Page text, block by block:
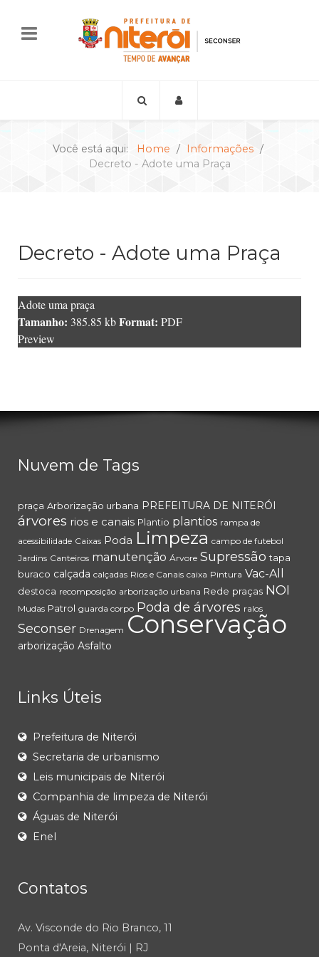
Você está aqui: Home
Informações
Decreto - Adote uma Praça
Decreto - Adote uma Praça
Adote uma praça
Tamanho: 385.85 kbFormat: PDF
Preview
Nuvem de Tags
praça Arborização urbana PREFEITURA DE NITERÓI
árvores rios e canais Plantio plantios rampa de
acessibilidade Caixas Poda Limpeza campo de futebol
Jardins Canteiros manutenção Árvore Supressão tapa
buraco calçada calçadas Rios e Canais caixa Pintura Vac-All
destoca recomposição arborização urbana Rede praças NOI
Mudas Patrol guarda corpo Poda de árvores ralos
Seconser Drenagem Conservação
arborização Asfalto
Links Úteis
Prefeitura de Niterói
Secretaria de urbanismo
Leis municipais de Niterói
Companhia de limpeza de Niterói
Águas de Niterói
Enel
Contatos
Av. Visconde do Rio Branco, 11
Ponta d'Areia, Niterói | RJ